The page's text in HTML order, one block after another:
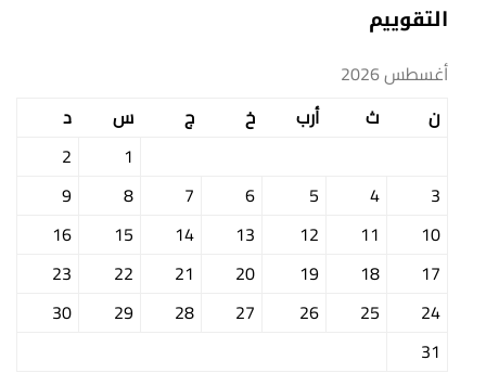
التقوييم
أغسطس 2026
ن
ث أرب خ ج س
د
1
2
3
4
5
6
7
8
9
10
11
12
13
14
15
16
17
18
19
20
21
22
23
24
25
26
27
28
29
30
31